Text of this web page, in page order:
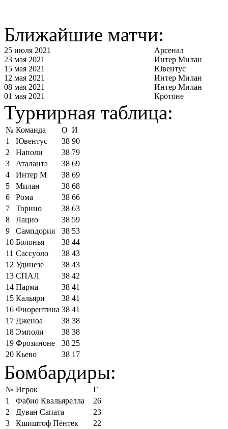
Ближайшие матчи:
25 июля 2021
Арсенал
23 мая 2021
Интер Милан
15 мая 2021
Ювентус
12 мая 2021
Интер Милан
08 мая 2021
Интер Милан
01 мая 2021
Кротоне
Турнирная таблица:
№ Команда О И
1
Ювентус 38 90
2
Наполи 38 79
3
Аталанта 38 69
4
Интер М 38 69
5
Милан 38 68
6
Рома 38 66
7
Торино 38 63
8
Лацио 38 59
9
Сампдория 38 53
10 Болонья 38 44
11 Сассуоло 38 43
12 Удинезе 38 43
13 СПАЛ 38 42
14 Парма 38 41
15 Кальяри 38 41
16 Фиорентина 38 41
17 Дженоа 38 38
18 Эмполи 38 38
19 Фрозиноне 38 25
20 Кьево 38 17
Бомбардиры:
№ Игрок
Г
1
Фабио Квальярелла
26
2
Дуван Сапата
23
3
Кшиштоф Пёнтек
22